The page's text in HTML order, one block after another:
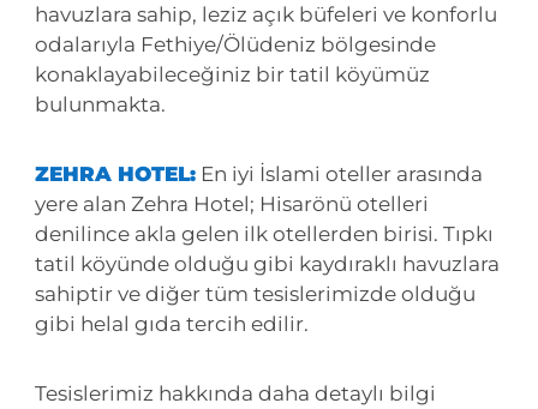
havuzlara sahip, leziz açık büfeleri ve konforlu
odalarıyla Fethiye/Ölüdeniz bölgesinde
konaklayabileceğiniz bir tatil köyümüz
bulunmakta.
ZEHRA HOTEL: En iyi İslami oteller arasında
yere alan Zehra Hotel; Hisarönü otelleri
denilince akla gelen ilk otellerden birisi. Tıpkı
tatil köyünde olduğu gibi kaydıraklı havuzlara
sahiptir ve diğer tüm tesislerimizde olduğu
gibi helal gıda tercih edilir.
Tesislerimiz hakkında daha detaylı bilgi